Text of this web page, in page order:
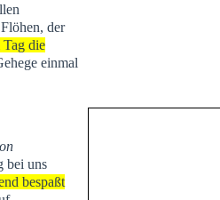
der
die
einmal
bei uns
bespaßt